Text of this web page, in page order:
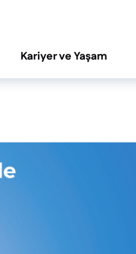
Kariyer ve Yaşam